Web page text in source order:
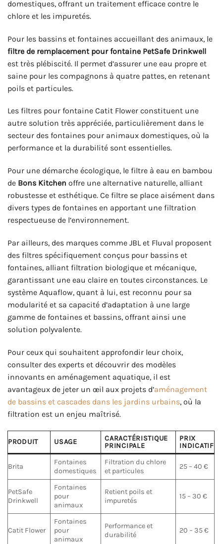
domestiques, offrant un traitement efficace contre le
chlore et les impuretés.
Pour les bassins et fontaines accueillant des animaux, le
filtre de remplacement pour fontaine PetSafe Drinkwell
est très plébiscité. Il permet d’assurer une eau propre et
saine pour les compagnons à quatre pattes, en retenant
poils et particules.
Les filtres pour fontaine Catit Flower constituent une
autre solution très appréciée, particulièrement dans le
secteur des fontaines pour animaux domestiques, où la
performance et la durabilité sont essentielles.
Pour une démarche écologique, le filtre à eau en bambou
de Bons Kitchen offre une alternative naturelle, alliant
robustesse et esthétique. Ce filtre se place aisément dans
divers types de fontaines en apportant une filtration
respectueuse de l’environnement.
Par ailleurs, des marques comme JBL et Fluval proposent
des filtres spécifiquement conçus pour bassins et
fontaines, alliant filtration biologique et mécanique,
garantissant une eau claire en toutes circonstances. Le
système Aquaflow, quant à lui, est reconnu pour sa
modularité et sa capacité d’adaptation à une large
gamme de fontaines et bassins, offrant ainsi une
solution polyvalente.
Pour ceux qui souhaitent approfondir leur choix,
consulter des experts et découvrir des modèles
innovants en aménagement aquatique, il est
avantageux de jeter un œil aux projets d’aménagement
de bassins et cascades dans les jardins urbains, où la
filtration est un enjeu maîtrisé.
PRODUIT USAGE
CARACTÉRISTIQUE
PRINCIPALE
PRIX
INDICATIF
Brita
Fontaines
domestiques
Filtration du chlore
et particules
25 – 40 €
PetSafe
Drinkwell
Fontaines
pour
animaux
Retient poils et
impuretés
15 – 30 €
Catit Flower
Fontaines
pour
animaux
Performance et
durabilité
20 – 35 €